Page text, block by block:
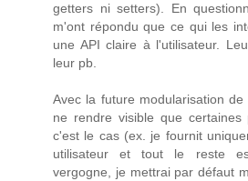
getters ni setters). En
m'ont répondu que ce qui les
une API claire à l'utilisateur.
leur pb.
Avec la future modularisation
ne rendre visible que
c'est le cas (ex. je fournit
utilisateur et tout le reste
vergogne, je mettrai par défaut